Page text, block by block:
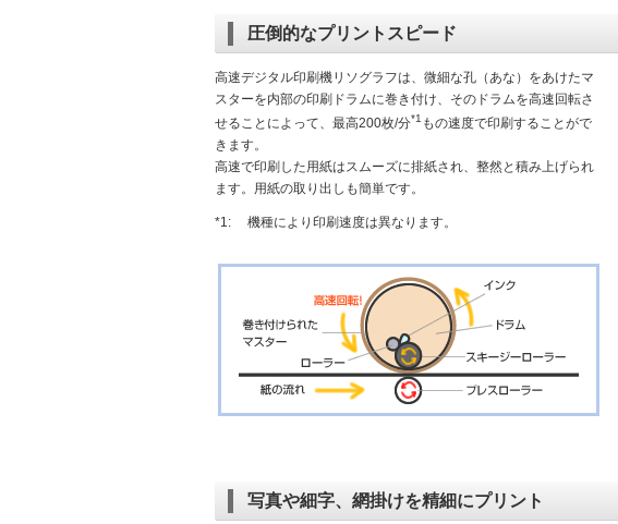
圧倒的なプリントスピード
高速デジタル印刷機リソグラフは、微細な孔（あな）をあけたマ
スターを内部の印刷ドラムに巻き付け、そのドラムを高速回転さ
せることによって、最高200枚/分*1 もの速度で印刷することがで
きます。
高速で印刷した用紙はスムーズに排紙され、整然と積み上げられ
ます。用紙の取り出しも簡単です。
*1: 機種により印刷速度は異なります。
写真や細字、網掛けを精細にプリント